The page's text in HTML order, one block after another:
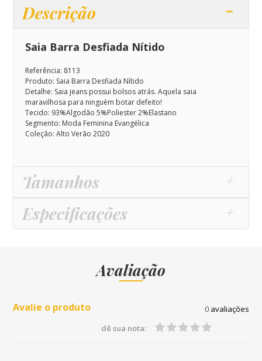
Descrição
Saia Barra Desfiada Nítido
Referência: 8113
Produto: Saia Barra Desfiada Nítido
Detalhe: Saia jeans possui bolsos atrás. Aquela saia
maravilhosa para ninguém botar defeito!
Tecido: 93%Algodão 5%Poliester 2%Elastano
Segmento: Moda Feminina Evangélica
Coleção: Alto Verão 2020
Tamanhos
Especificações
Avaliação
Avalie o produto 0avaliações
dê sua nota: